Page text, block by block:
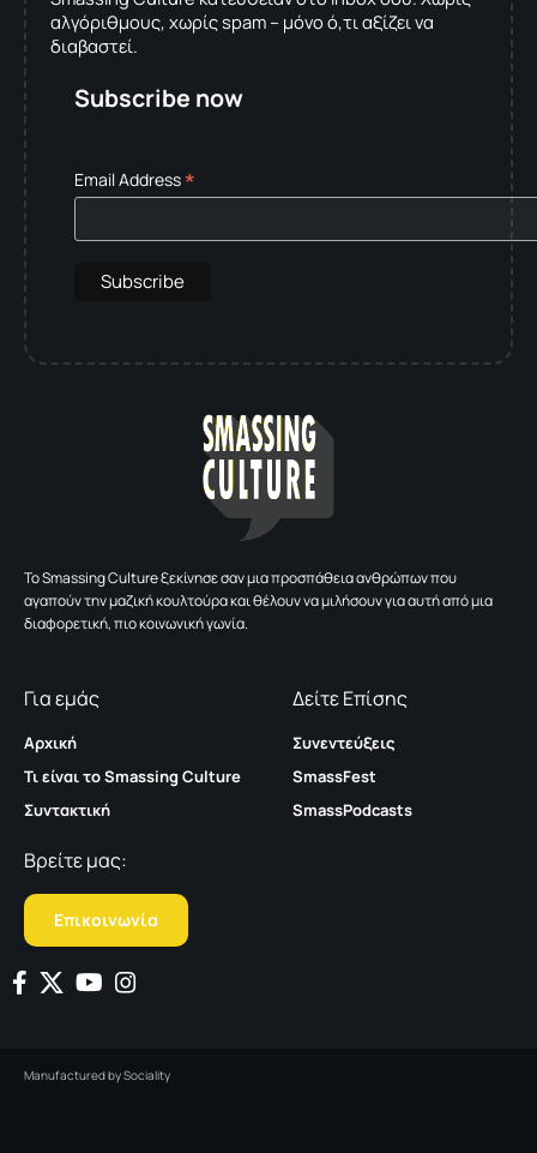
αλγόριθμους, χωρίς spam – μόνο ό,τι αξίζει να
διαβαστεί.
Subscribe now
Email Address*
To Smassing Culture ξεκίνησε σαν μια προσπάθεια ανθρώπων που
αγαπούν την μαζική κουλτούρα και θέλουν να μιλήσουν για αυτή από μια
διαφορετική, πιο κοινωνική γωνία.
Για εμάς
Αρχική
Τι είναι το Smassing Culture
Συντακτική
Δείτε Επίσης
Συνεντεύξεις
SmassFest
SmassPodcasts
Βρείτε μας:
Επικοινωνία
Manufactured bySociality